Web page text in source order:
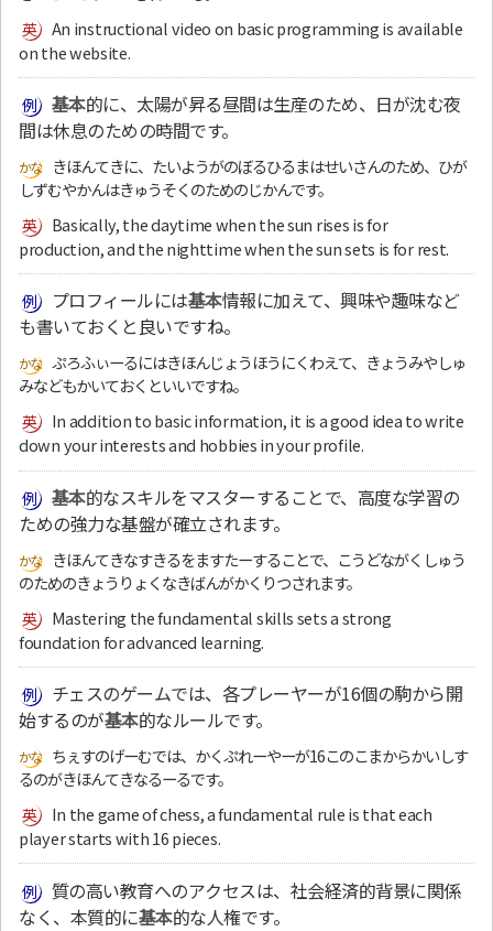
An instructional video on basic programming is available
on the website.
基本的に、太陽が昇る昼間は生産のため、日が沈む夜
間は休息のための時間です。
きほんてきに、たいようがのぼるひるまはせいさんのため、ひが
しずむやかんはきゅうそくのためのじかんです。
Basically, the daytime when the sun rises is for
production, and the nighttime when the sun sets is for rest.
プロフィールには基本情報に加えて、興味や趣味など
も書いておくと良いですね。
ぷろふぃーるにはきほんじょうほうにくわえて、きょうみやしゅ
みなどもかいておくといいですね。
In addition to basic information, it is a good idea to write
down your interests and hobbies in your profile.
基本的なスキルをマスターすることで、高度な学習の
ための強力な基盤が確立されます。
きほんてきなすきるをますたーすることで、こうどながくしゅう
のためのきょうりょくなきばんがかくりつされます。
Mastering the fundamental skills sets a strong
foundation for advanced learning.
チェスのゲームでは、各プレーヤーが16個の駒から開
始するのが基本的なルールです。
ちぇすのげーむでは、かくぷれーやーが16このこまからかいしす
るのがきほんてきなるーるです。
In the game of chess, a fundamental rule is that each
player starts with 16 pieces.
質の高い教育へのアクセスは、社会経済的背景に関係
なく、本質的に基本的な人権です。